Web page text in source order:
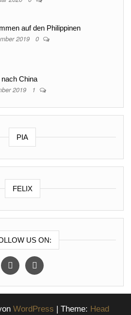
auf den Philippinen
2019 0
China
2019 1
PIA
FELIX
US ON:
instagramfacebook
WordPress | Theme: Head